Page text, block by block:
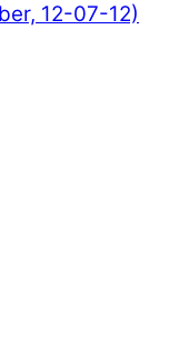
12-07-12)